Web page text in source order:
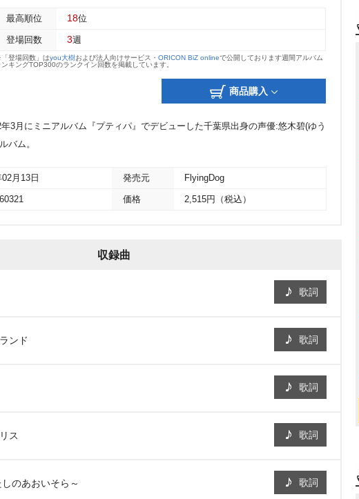
最高順位 18位
登場回数 3週
登場回数」はyou大樹および法人向けサービス・ ORICON BiZ onlineで公開しております週間アルバム
ンキングTOP300のランクイン回数を掲載しています。
商品購入
3月にミニアルバム『プティパ』でデビューした千葉県出身の声優:悠木碧(ゆう
バム。
月13日 発売元 FlyingDog
価格 2,515円（税込）
収録曲
歌詞
ンド 歌詞
歌詞
ス 歌詞
のあおいそら～ 歌詞